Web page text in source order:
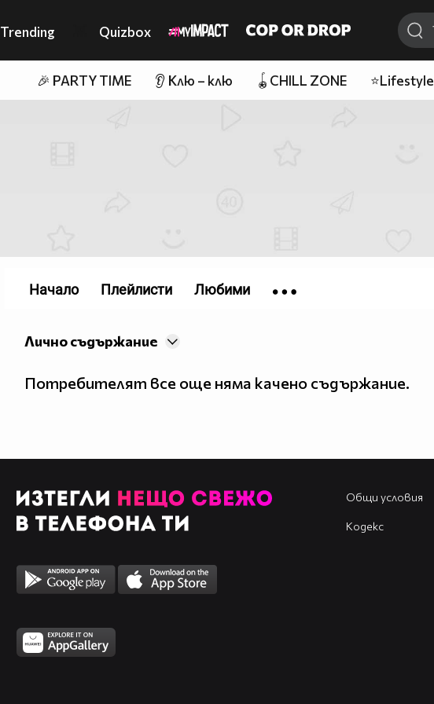
Trending Quizbox
🎉 PARTY TIME 👂 Клю – клю 🪀CHILL ZONE ⭐Lifestyle
Лично съдържание
Потребителят все още няма качено съдържание.
Начало Плейлисти Любими
Общи условия
Кодекс